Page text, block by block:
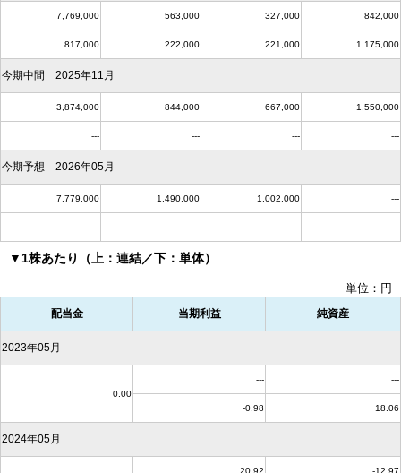
7,769,000 563,000 327,000 842,000
817,000 222,000 221,000 1,175,000
今期中間 2025年11月
3,874,000 844,000 667,000 1,550,000
--- --- --- ---
今期予想 2026年05月
7,779,000 1,490,000 1,002,000 ---
--- --- --- ---
▼1株あたり（上：連結／下：単体）
単位：円
配当金 当期利益 純資産
2023年05月
0.00
--- ---
-0.98 18.06
2024年05月
20.92 -12.97